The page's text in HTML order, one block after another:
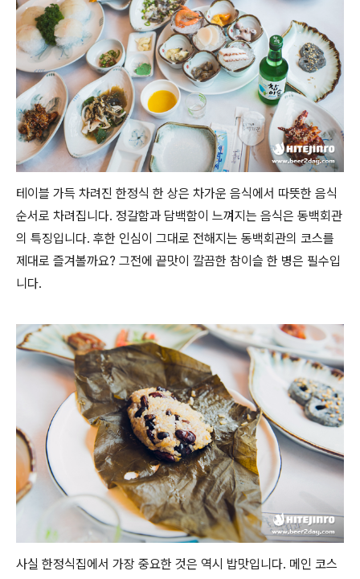
테이블 가득 차려진 한정식 한 상은 차가운 음식에서 따뜻한 음식
순서로 차려집니다. 정갈함과 담백함이 느껴지는 음식은 동백회관
의 특징입니다. 후한 인심이 그대로 전해지는 동백회관의 코스를
제대로 즐겨볼까요? 그전에 끝맛이 깔끔한 참이슬 한 병은 필수입
니다.
사실 한정식집에서 가장 중요한 것은 역시 밥맛입니다. 메인 코스